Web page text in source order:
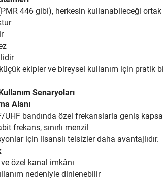
446 gibi), herkesin kullanabileceği ortak
ekipler ve bireysel kullanım için pratik
Senaryoları
Alanı
UHF bandında özel frekanslarla geniş
frekans, sınırlı menzil
için lisanslı telsizler daha avantajlıdır.
özel kanal imkânı
nedeniyle dinlenebilir